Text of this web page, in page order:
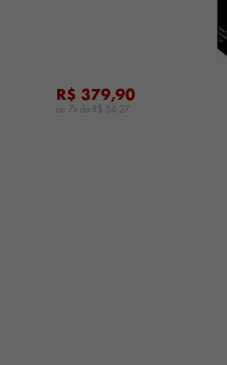
R$ 379,90
ou 7x de R$ 54,27